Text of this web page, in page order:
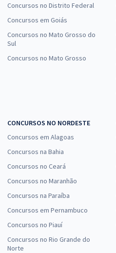
Concursos no Distrito Federal
Concursos em Goiás
Concursos no Mato Grosso do
Sul
Concursos no Mato Grosso
CONCURSOS NO NORDESTE
Concursos em Alagoas
Concursos na Bahia
Concursos no Ceará
Concursos no Maranhão
Concursos na Paraíba
Concursos em Pernambuco
Concursos no Piauí
Concursos no Rio Grande do
Norte